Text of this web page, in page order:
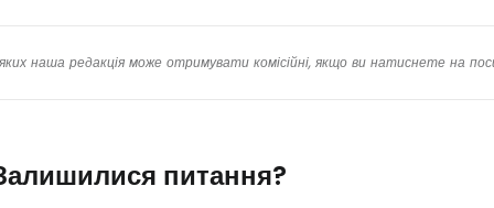
наша редакція може отримувати комісійні, якщо ви натиснете на
питання?